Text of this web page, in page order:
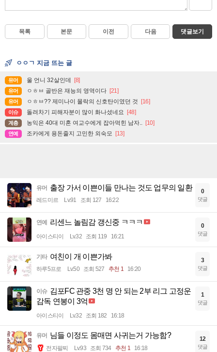
목록 본문 이전 다음 댓글보기
ㅇㅇㄱ 지금 뜨는 글
유머 울 언니 32살인데 [8]
유머 ㅇㅎㅂ 골반은 재능의 영역이다 [21]
유머 ㅇㅎㅂ?? 제미나이 몰락의 신호탄이였던 것 [16]
이슈 돌려차기 피해자분이 많이 화나셨네요 [48]
계층 농익은 40대 미혼 여교수에게 잡아먹힌 남자.. [10]
연예 조카에게 용돈줄지 고민한 외숙모 [13]
유머 출장 가서 이쁜이들 만나는 것도 업무의 일환
레드미르 Lv.91 조회 127 16:22
0
댓글
연예 리센느 놀림감 갱신중 ㅋㅋㅋ
아이스티이 Lv.32 조회 119 16:21
0
댓글
기타 여친이 개 이쁜가봐
하루5프로 Lv.50 조회 527 추천 1 16:20
3
댓글
이슈 김포FC 관중 3천 명 안 되는 2부 리그 고정운
감독 연봉이 3억
아이스티이 Lv.32 조회 182 16:18
1
댓글
유머 님들 이정도 몸매면 사귀는거 가능함?
전자팔찌 Lv.93 조회 734 추천 1 16:18
12
댓글